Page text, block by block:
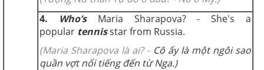
4.
Who’sMaria Sharapova? - She's a
popular tennisstar from Russia.
(Maria Sharapova là ai? - Cô ấy là một ngôi sao
quần vợt nổi tiếng đến từ Nga.)